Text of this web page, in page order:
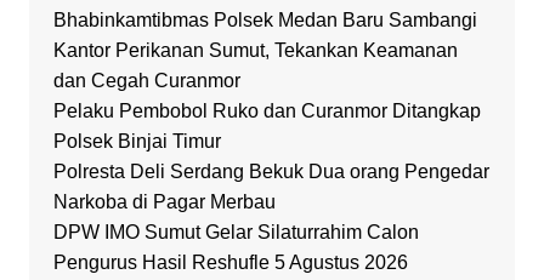
Bhabinkamtibmas Polsek Medan Baru Sambangi
Kantor Perikanan Sumut, Tekankan Keamanan
dan Cegah Curanmor
Pelaku Pembobol Ruko dan Curanmor Ditangkap
Polsek Binjai Timur
Polresta Deli Serdang Bekuk Dua orang Pengedar
Narkoba di Pagar Merbau
DPW IMO Sumut Gelar Silaturrahim Calon
Pengurus Hasil Reshufle 5 Agustus 2026